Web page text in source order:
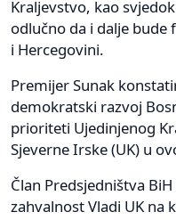
Kraljevstvo, kao
odlučno da i dalje
i Hercegovini.
Premijer Sunak
demokratski razvoj
prioriteti Ujedinjenog
Sjeverne Irske (UK) u
Član Predsjedništva
zahvalnost Vladi UK na